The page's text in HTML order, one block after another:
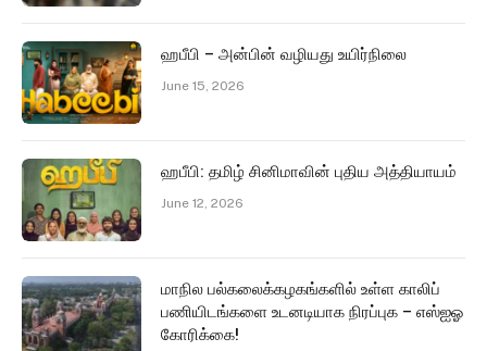
ஹபீபி – அன்பின் வழியது உயிர்நிலை
June 15, 2026
ஹபீபி: தமிழ் சினிமாவின் புதிய அத்தியாயம்
June 12, 2026
மாநில பல்கலைக்கழகங்களில் உள்ள காலிப்
பணியிடங்களை உடனடியாக நிரப்புக – எஸ்ஐஓ
கோரிக்கை!